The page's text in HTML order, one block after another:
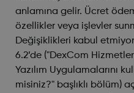
anlamına gelir. Ücret
özellikler veya işlevler
Değişiklikleri kabul
6.2’de ("DexCom
Yazılım Uygulamalarını
misiniz?" başlıklı bölüm)